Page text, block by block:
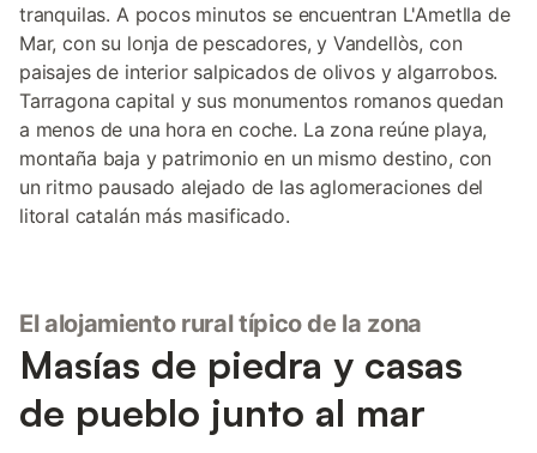
tranquilas. A pocos minutos se encuentran L'Ametlla de
Mar, con su lonja de pescadores, y Vandellòs, con
paisajes de interior salpicados de olivos y algarrobos.
Tarragona capital y sus monumentos romanos quedan
a menos de una hora en coche. La zona reúne playa,
montaña baja y patrimonio en un mismo destino, con
un ritmo pausado alejado de las aglomeraciones del
litoral catalán más masificado.
El alojamiento rural típico de la zona
Masías de piedra y casas
de pueblo junto al mar